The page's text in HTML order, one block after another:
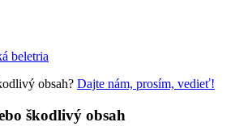
beletria
obsah? Dajte nám, prosím, vedieť!
škodlivý obsah